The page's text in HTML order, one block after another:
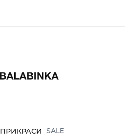
ПРИКРАСИ SALE